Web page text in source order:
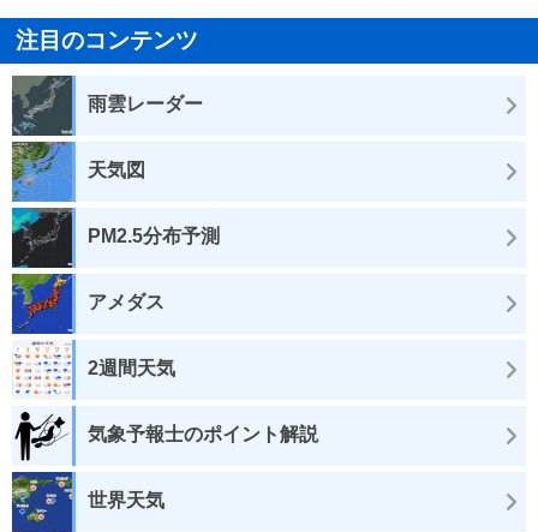
注目のコンテンツ
雨雲レーダー
天気図
PM2.5分布予測
アメダス
2週間天気
気象予報士のポイント解説
世界天気